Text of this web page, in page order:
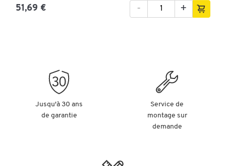
51,69 € +
-
Jusqu'à 30 ans
de garantie
Service de
montage sur
demande